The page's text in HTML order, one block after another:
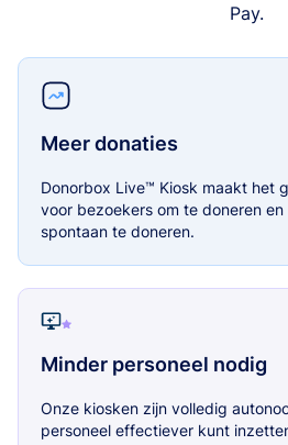
Pay.
Meer donaties
Donorbox Live™ Kiosk maakt het
voor bezoekers om te doneren
spontaan te doneren.
Minder personeel nodig
Onze kiosken zijn volledig
personeel effectiever kunt